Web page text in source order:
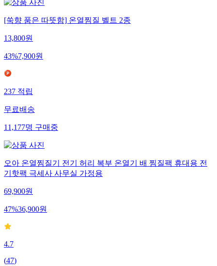
[쑥향 품은 따뜻함] 온열찜질 벨트 2종
13,800원
43%7,900원
237적립
무료배송
11,177명구매중
오아 온열찜질기 전기 허리 복부 온열기 배 찜질팩 휴대용 전
기핫팩 극세사 사무실 가정용
69,900원
47%36,900원
4.7